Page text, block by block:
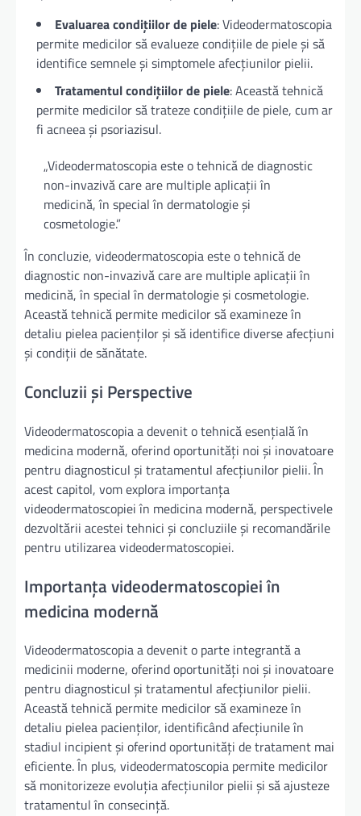
Evaluarea condițiilor de piele: Videodermatoscopia
permite medicilor să evalueze condițiile de piele și să
identifice semnele și simptomele afecțiunilor pielii.
Tratamentul condițiilor de piele: Această tehnică
permite medicilor să trateze condițiile de piele, cum ar
fi acneea și psoriazisul.
„Videodermatoscopia este o tehnică de diagnostic
non-invazivă care are multiple aplicații în
medicină, în special în dermatologie și
cosmetologie.”
În concluzie, videodermatoscopia este o tehnică de
diagnostic non-invazivă care are multiple aplicații în
medicină, în special în dermatologie și cosmetologie.
Această tehnică permite medicilor să examineze în
detaliu pielea pacienților și să identifice diverse afecțiuni
și condiții de sănătate.
Concluzii și Perspective
Videodermatoscopia a devenit o tehnică esențială în
medicina modernă, oferind oportunități noi și inovatoare
pentru diagnosticul și tratamentul afecțiunilor pielii. În
acest capitol, vom explora importanța
videodermatoscopiei în medicina modernă, perspectivele
dezvoltării acestei tehnici și concluziile și recomandările
pentru utilizarea videodermatoscopiei.
Importanța videodermatoscopiei în
medicina modernă
Videodermatoscopia a devenit o parte integrantă a
medicinii moderne, oferind oportunități noi și inovatoare
pentru diagnosticul și tratamentul afecțiunilor pielii.
Această tehnică permite medicilor să examineze în
detaliu pielea pacienților, identificând afecțiunile în
stadiul incipient și oferind oportunități de tratament mai
eficiente. În plus, videodermatoscopia permite medicilor
să monitorizeze evoluția afecțiunilor pielii și să ajusteze
tratamentul în consecință.